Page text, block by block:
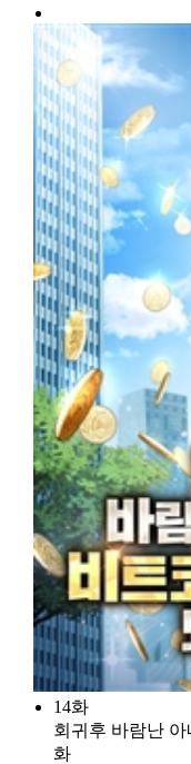
14화
회귀후 바람난
화